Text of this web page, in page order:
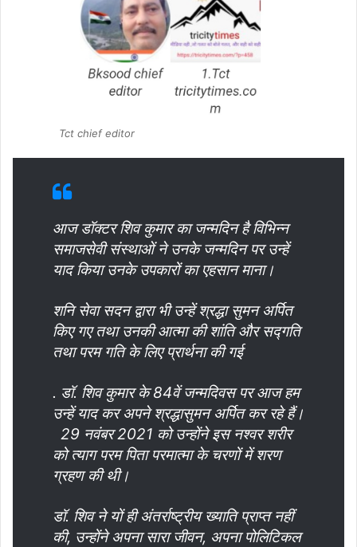
Tct chief editor
आज डॉक्टर शिव कुमार का जन्मदिन है विभिन्न
समाजसेवी संस्थाओं ने उनके जन्मदिन पर उन्हें
याद किया उनके उपकारों का एहसान माना।
शनि सेवा सदन द्वारा भी उन्हें श्रद्धा सुमन अर्पित
किए गए तथा उनकी आत्मा की शांति और सद्गति
तथा परम गति के लिए प्रार्थना की गई
. डॉ. शिव कुमार के 84वें जन्मदिवस पर आज हम
उन्हें याद कर अपने श्रद्धासुमन अर्पित कर रहे हैं।
29 नवंबर 2021 को उन्होंने इस नश्वर शरीर
को त्याग परम पिता परमात्मा के चरणों में शरण
ग्रहण की थी।
डॉ. शिव ने यों ही अंतर्राष्ट्रीय ख्याति प्राप्त नहीं
की, उन्होंने अपना सारा जीवन, अपना पोलिटिकल